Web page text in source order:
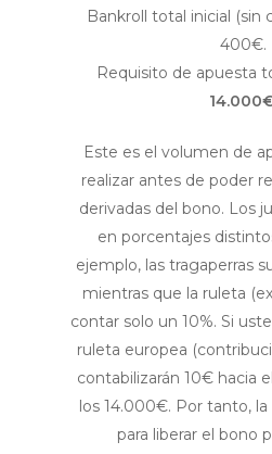
Bankroll total inicial (sin
400€.
Requisito de apuesta
Este es el volumen de
realizar antes de poder
derivadas del bono. Los
en porcentajes
ejemplo, las tragaperras
mientras que la ruleta
contar solo un 10%. Si
ruleta europea
contabilizarán 10€ hacia
los 14.000€. Por tanto,
para liberar el bono